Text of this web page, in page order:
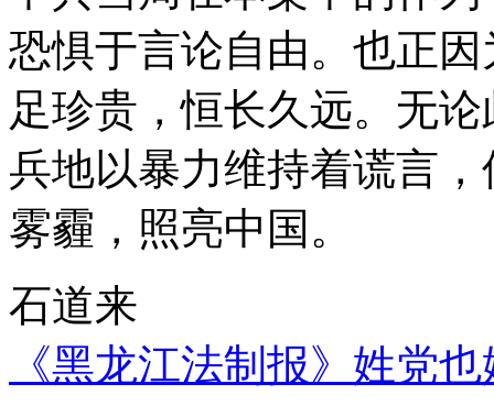
恐惧于言论自由。也正
足珍贵，恒长久远。无
兵地以暴力维持着谎言
雾霾，照亮中国。
石道来
《黑龙江法制报》姓党